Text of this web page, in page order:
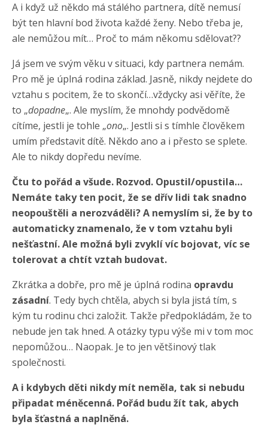
A i když už někdo má stálého partnera, dítě nemusí
být ten hlavní bod života každé ženy. Nebo třeba je,
ale nemůžou mít… Proč to mám někomu sdělovat??
Já jsem ve svým věku v situaci, kdy partnera nemám.
Pro mě je úplná rodina základ. Jasně, nikdy nejdete do
vztahu s pocitem, že to skončí…vždycky asi věříte, že
to „dopadne„. Ale myslím, že mnohdy podvědomě
cítíme, jestli je tohle „ono„. Jestli si s tímhle člověkem
umím představit dítě. Někdo ano a i přesto se splete.
Ale to nikdy dopředu nevíme.
Čtu to pořád a všude. Rozvod. Opustil/opustila…
Nemáte taky ten pocit, že se dřív lidi tak snadno
neopouštěli a nerozváděli? A nemyslím si, že by to
automaticky znamenalo, že v tom vztahu byli
nešťastní. Ale možná byli zvyklí víc bojovat, víc se
tolerovat a chtít vztah budovat.
Zkrátka a dobře, pro mě je úplná rodina opravdu
zásadní. Tedy bych chtěla, abych si byla jistá tím, s
kým tu rodinu chci založit. Takže předpokládám, že to
nebude jen tak hned. A otázky typu výše mi v tom moc
nepomůžou… Naopak. Je to jen většinový tlak
společnosti.
A i kdybych děti nikdy mít neměla, tak si nebudu
připadat méněcenná. Pořád budu žít tak, abych
byla šťastná a naplněná.